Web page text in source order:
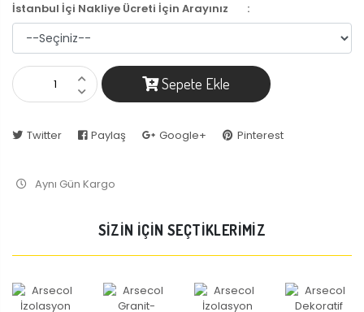
İstanbul İçi Nakliye Ücreti İçin Arayınız :
Sepete Ekle
Twitter Paylaş Google+ Pinterest
Aynı Gün Kargo
SİZİN İÇİN SEÇTİKLERİMİZ